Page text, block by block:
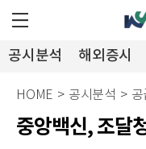
공시분석 해외증시
HOME > 공시분석 >
중앙백신, 조달